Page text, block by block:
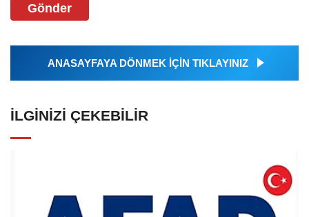
Gönder
ANASAYFAYA DÖNMEK İÇİN TIKLAYINIZ
İLGINIZI ÇEKEBILIR